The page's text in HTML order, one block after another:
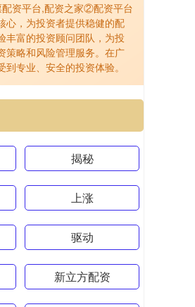
资平台,配资之家②配资平台
心，为投资者提供稳健的配
丰富的投资顾问团队，为投
策略和风险管理服务。在广
专业、安全的投资体验。
揭秘
上涨
驱动
新立方配资